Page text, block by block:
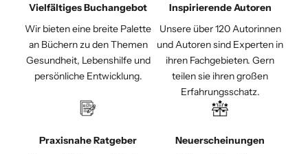
Vielfältiges Buchangebot
Wir bieten eine breite Palette
an Büchern zu den Themen
Gesundheit, Lebenshilfe und
persönliche Entwicklung.
Inspirierende Autoren
Unsere über 120 Autorinnen
und Autoren sind Experten in
ihren Fachgebieten. Gern
teilen sie ihren großen
Erfahrungsschatz.
Praxisnahe Ratgeber
Neuerscheinungen